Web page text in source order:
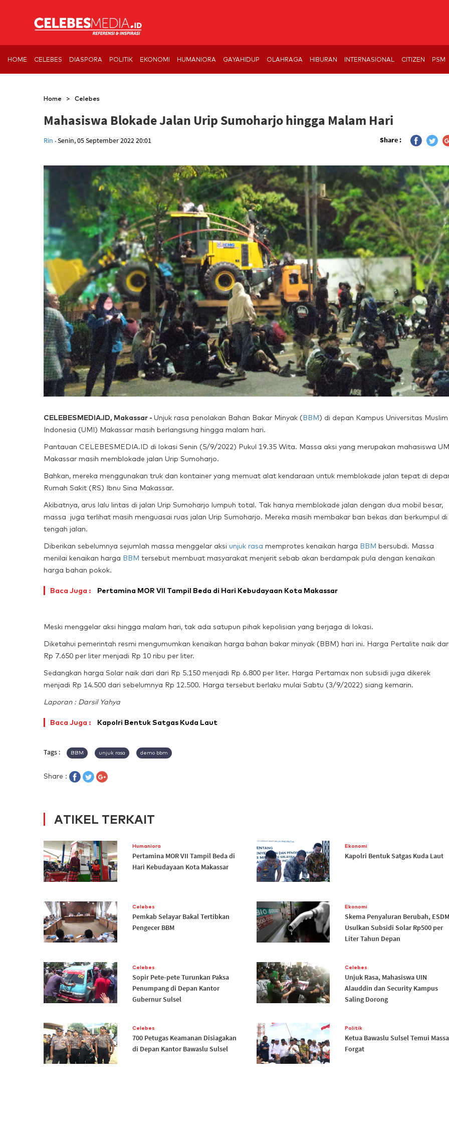
HOME CELEBES DIASPORA POLITIK EKONOMI HUMANIORA GAYAHIDUP OLAHRAGA HIBURAN INTERNASIONAL CITIZEN PSM
Home > Celebes
Mahasiswa Blokade Jalan Urip Sumoharjo hingga Malam Hari
Rin .Senin, 05 September 2022 20:01 Share :
CELEBESMEDIA.ID, Makassar - Unjuk rasa penolakan Bahan Bakar Minyak (BBM) di depan Kampus Universitas Muslim
Indonesia (UMI) Makassar masih berlangsung hingga malam hari.
Pantauan CELEBESMEDIA.ID di lokasi Senin (5/9/2022) Pukul 19.35 Wita. Massa aksi yang merupakan mahasiswa
Makassar masih memblokade jalan Urip Sumoharjo.
Bahkan, mereka menggunakan truk dan kontainer yang memuat alat kendaraan untuk memblokade jalan tepat di
Rumah Sakit (RS) Ibnu Sina Makassar.
Akibatnya, arus lalu lintas di jalan Urip Sumoharjo lumpuh total. Tak hanya memblokade jalan dengan dua mobil besar,
massa juga terlihat masih menguasai ruas jalan Urip Sumoharjo. Mereka masih membakar ban bekas dan berkumpul di
tengah jalan.
Diberikan sebelumnya sejumlah massa menggelar aksi unjuk rasa memprotes kenaikan harga BBM bersubdi. Massa
menilai kenaikan harga BBM tersebut membuat masyarakat menjerit sebab akan berdampak pula dengan kenaikan
harga bahan pokok.
Baca Juga : Pertamina MOR VII Tampil Beda di Hari Kebudayaan Kota Makassar
Meski menggelar aksi hingga malam hari, tak ada satupun pihak kepolisian yang berjaga di lokasi.
Diketahui pemerintah resmi mengumumkan kenaikan harga bahan bakar minyak (BBM) hari ini. Harga Pertalite naik
Rp 7.650 per liter menjadi Rp 10 ribu per liter.
Sedangkan harga Solar naik dari dari Rp 5.150 menjadi Rp 6.800 per liter. Harga Pertamax non subsidi juga dikerek
menjadi Rp 14.500 dari sebelumnya Rp 12.500. Harga tersebut berlaku mulai Sabtu (3/9/2022) siang kemarin.
Laporan : Darsil Yahya
Baca Juga : Kapolri Bentuk Satgas Kuda Laut
Tags : BBM unjuk rasa demo bbm
Share :
ATIKEL TERKAIT
Humaniora
Pertamina MOR VII Tampil Beda di
Hari Kebudayaan Kota Makassar
Ekonomi
Kapolri Bentuk Satgas Kuda Laut
Celebes
Pemkab Selayar Bakal Tertibkan
Pengecer BBM
Ekonomi
Skema Penyaluran Berubah,
Usulkan Subsidi Solar Rp500 per
Liter Tahun Depan
Celebes
Sopir Pete-pete Turunkan Paksa
Penumpang di Depan Kantor
Gubernur Sulsel
Celebes
Unjuk Rasa, Mahasiswa UIN
Alauddin dan Security Kampus
Saling Dorong
Celebes
700 Petugas Keamanan Disiagakan
di Depan Kantor Bawaslu Sulsel
Politik
Ketua Bawaslu Sulsel Temui Massa
Forgat